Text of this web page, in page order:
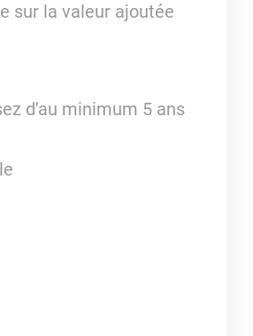
sur la valeur ajoutée
d'au minimum 5 ans